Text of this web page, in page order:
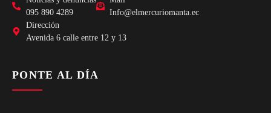
095 890 4289
Info@elmercuriomanta.ec
Dirección
Avenida 6 calle entre 12 y 13
PONTE AL DÍA